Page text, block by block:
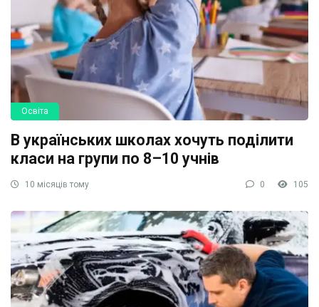
Освіта
В українських школах хочуть поділити
класи на групи по 8–10 учнів
10 місяців тому 0 105